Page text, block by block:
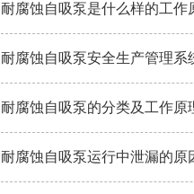
耐腐蚀自吸泵是什么样的工作
耐腐蚀自吸泵安全生产管理系
耐腐蚀自吸泵的分类及工作原
耐腐蚀自吸泵运行中泄漏的原